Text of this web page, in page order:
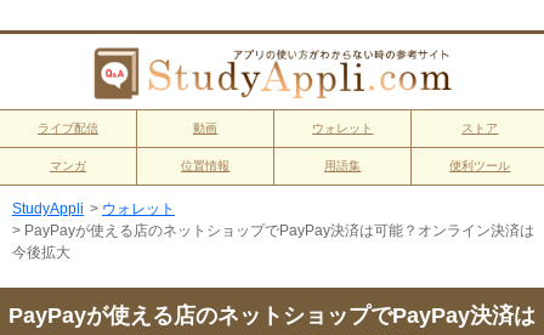
ライブ配信 動画 ウォレット ストア
マンガ 位置情報 用語集 便利ツール
StudyAppli > ウォレット
> PayPayが使える店のネットショップでPayPay決済は可能？オンライン決済は
今後拡大
PayPayが使える店のネットショップでPayPay決済は